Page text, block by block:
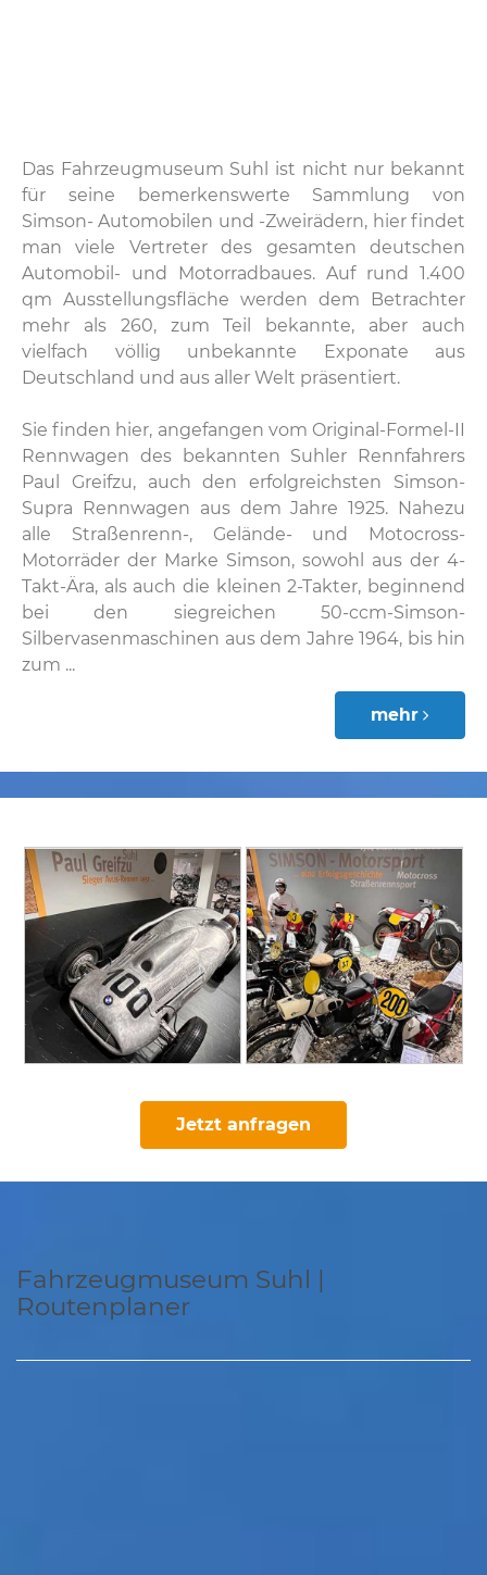
Das Fahrzeugmuseum Suhl ist nicht nur bekannt
für seine bemerkenswerte Sammlung von
Simson- Automobilen und -Zweirädern, hier findet
man viele Vertreter des gesamten deutschen
Automobil- und Motorradbaues. Auf rund 1.400
qm Ausstellungsfläche werden dem Betrachter
mehr als 260, zum Teil bekannte, aber auch
vielfach völlig unbekannte Exponate aus
Deutschland und aus aller Welt präsentiert.
Sie finden hier, angefangen vom Original-Formel-II
Rennwagen des bekannten Suhler Rennfahrers
Paul Greifzu, auch den erfolgreichsten Simson-
Supra Rennwagen aus dem Jahre 1925. Nahezu
alle Straßenrenn-, Gelände- und Motocross-
Motorräder der Marke Simson, sowohl aus der 4-
Takt-Ära, als auch die kleinen 2-Takter, beginnend
bei den siegreichen 50-ccm-Simson-
Silbervasenmaschinen aus dem Jahre 1964, bis hin
zum ...
mehr
Jetzt anfragen
Fahrzeugmuseum Suhl |
Routenplaner